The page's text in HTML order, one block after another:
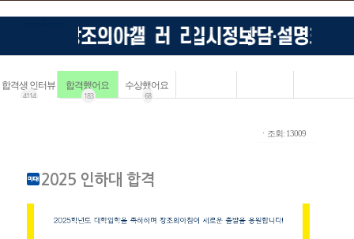
합격생 인터뷰
4114
합격했어요
183
수상했어요
68
ㆍ조회: 13009
2025 인하대 합격